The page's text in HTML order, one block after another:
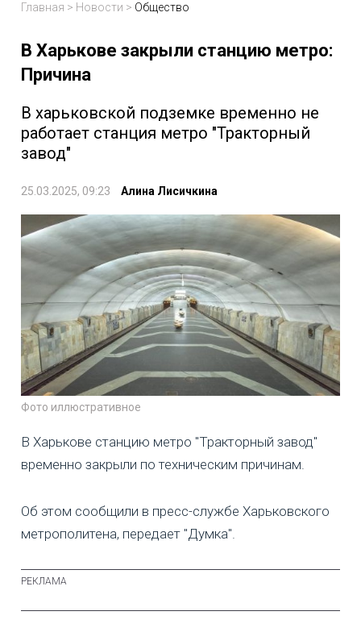
Главная > Новости > Общество
В Харькове закрыли станцию метро:
Причина
В харьковской подземке временно не
работает станция метро "Тракторный
завод"
25.03.2025, 09:23 Алина Лисичкина
Фото иллюстративное
В Харькове станцию метро "Тракторный завод"
временно закрыли по техническим причинам.
Об этом сообщили в пресс-службе Харьковского
метрополитена, передает "Думка".